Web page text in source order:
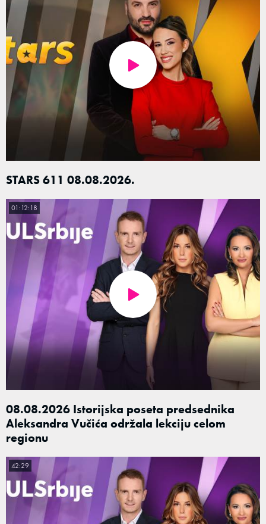
STARS 611 08.08.2026.
08.08.2026 Istorijska poseta predsednika
Aleksandra Vučića održala lekciju celom
regionu
01:12:18
42:29